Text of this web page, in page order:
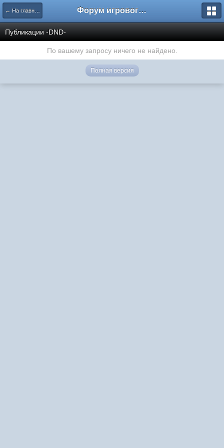
← На главную Форум игрового проекта Riverrise
Публикации -DND-
По вашему запросу ничего не найдено.
Полная версия